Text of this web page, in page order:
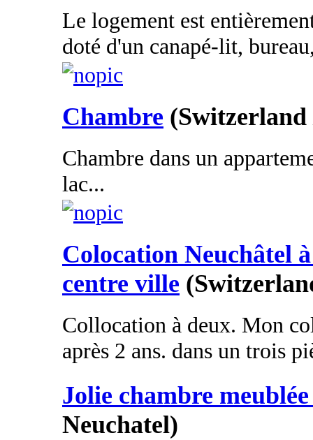
Le logement est
doté d'un canapé-lit,
Chambre (Switzerland
Chambre dans un
lac...
Colocation Neuchâtel
centre ville
Collocation à deux. Mon
après 2 ans. dans un trois
Jolie chambre
Neuchatel)